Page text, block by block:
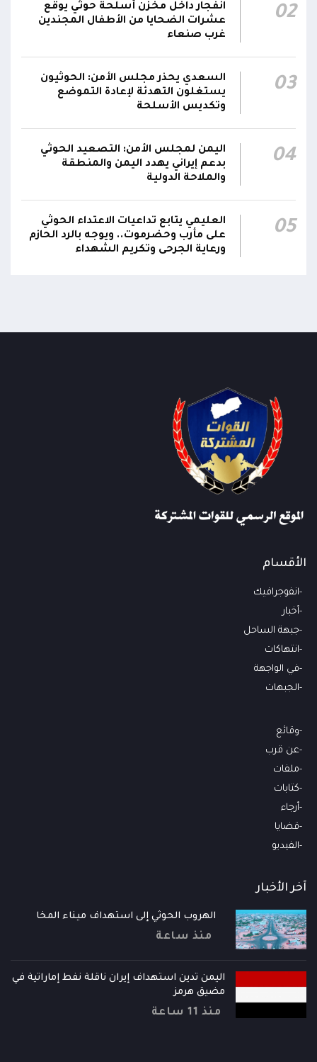
02
انفجار داخل مخزن أسلحة حوثي يوقع
عشرات الضحايا من الأطفال المجندين
غرب صنعاء
03
السعدي يحذر مجلس الأمن: الحوثيون
يستغلون التهدئة لإعادة التموضع
وتكديس الأسلحة
04
اليمن لمجلس الأمن: التصعيد الحوثي
بدعم إيراني يهدد اليمن والمنطقة
والملاحة الدولية
05
العليمي يتابع تداعيات الاعتداء الحوثي
على مأرب وحضرموت.. ويوجه بالرد الحازم
ورعاية الجرحى وتكريم الشهداء
الأقسام
انفوجرافيك
أخبار
جبهة الساحل
انتهاكات
في الواجهة
الجبهات
وقائع
عن قرب
ملفات
كتابات
أرجاء
قضايا
الفيديو
آخر الأخبار
الهروب الحوثي إلى استهداف ميناء المخا
منذ ساعة
اليمن تدين استهداف إيران ناقلة نفط إماراتية في
مضيق هرمز
منذ 11 ساعة